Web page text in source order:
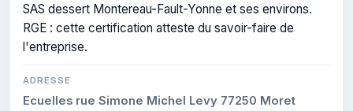
SAS dessert Montereau-Fault-Yonne et ses environs.
RGE : cette certification atteste du savoir-faire de
l'entreprise.
ADRESSE
Ecuelles rue Simone Michel Levy 77250 Moret